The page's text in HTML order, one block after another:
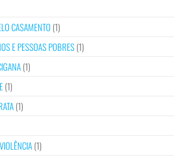
CASAMENTO (1)
E PESSOAS POBRES(1)
(1)
(1)
(1)
(1)